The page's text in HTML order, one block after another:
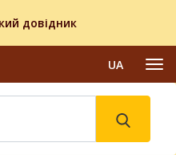
довідник
UA